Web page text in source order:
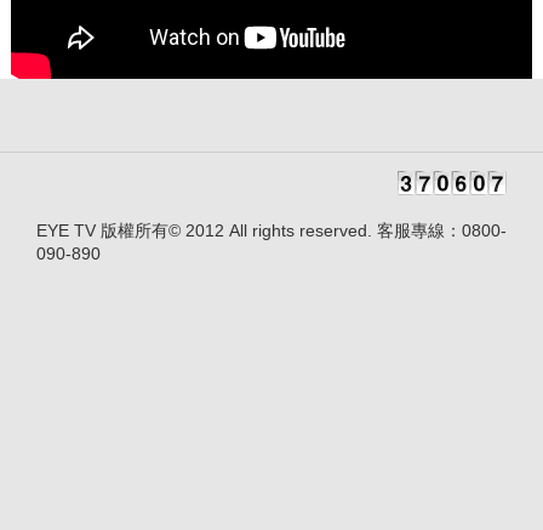
EYE TV 版權所有© 2012 All rights reserved. 客服專線：0800-
090-890